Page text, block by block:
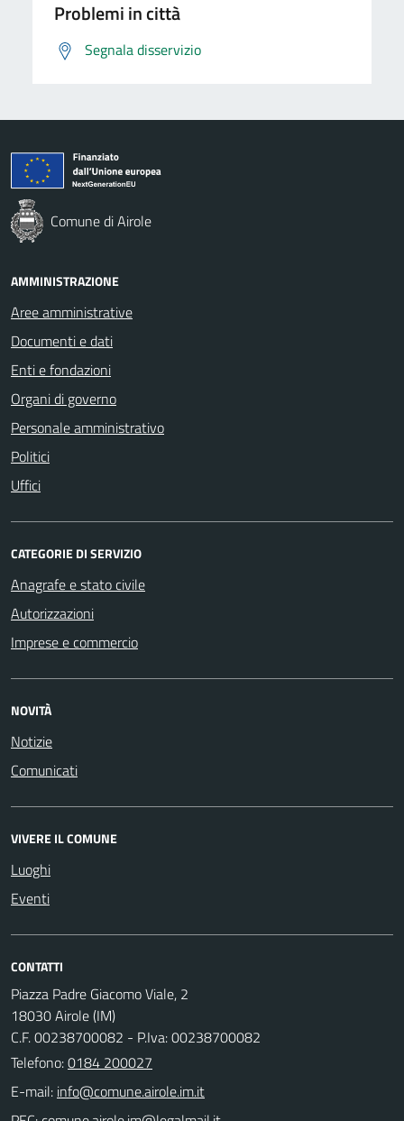
Problemi in città
Segnala disservizio
Comune di Airole
AMMINISTRAZIONE
Aree amministrative
Documenti e dati
Enti e fondazioni
Organi di governo
Personale amministrativo
Politici
Uffici
CATEGORIE DI SERVIZIO
Anagrafe e stato civile
Autorizzazioni
Imprese e commercio
NOVITÀ
Notizie
Comunicati
VIVERE IL COMUNE
Luoghi
Eventi
CONTATTI
Piazza Padre Giacomo Viale, 2
18030 Airole (IM)
C.F. 00238700082 - P.Iva: 00238700082
Telefono:0184 200027
E-mail: